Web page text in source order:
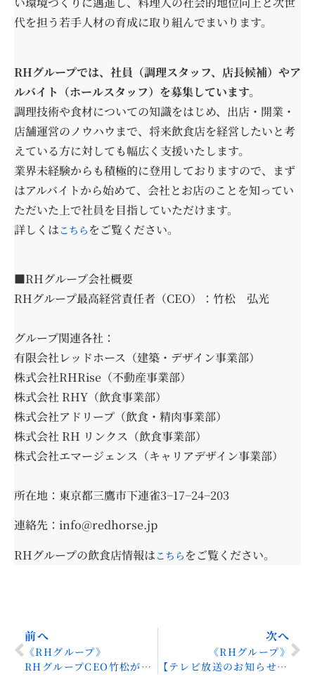
代を担う若手人材の育成に取り組んでまいります。
RHグループでは、社員（調理スタッフ、店長候補）やア
ルバイト（ホールスタッフ）を募集しています。
調理技術や食材についての知識をはじめ、出店・開業・
店舗運営のノウハウまで、将来飲食店を経営したいと考
えている方に対しても幅広く支援いたします。
業界未経験からも積極的に登用しておりますので、まず
はアルバイトから始めて、会社とお店のことを知ってい
ただいた上で社員を目指していただけます。
詳しくは こちら をご覧ください。
■RHグループ会社概要
RHグループ最高経営責任者（CEO）：竹松 弘光
グループ関連各社：
有限会社レッドホース（建築・デザイン事業部）
株式会社RHRise（不動産事業部）
株式会社 RHY（飲食事業部）
株式会社アドリープ（飲食・精肉事業部）
株式会社 RH リンクス（飲食事業部）
株式会社エマージェンス（キャリアデザイン事業部）
所在地：東京都三鷹市下連雀3−17−24−203
連絡先：info@redhorse.jp
RHグループの飲食店情報は こちら をご覧ください。
前へ
《RHグループ》
RHグループCEO竹松が三鷹市長を表敬訪問しました
次へ
《RHグループ》
【テレビ放送のお知らせ】1/31(金)「東京サイト」でRHグループが紹介されます！